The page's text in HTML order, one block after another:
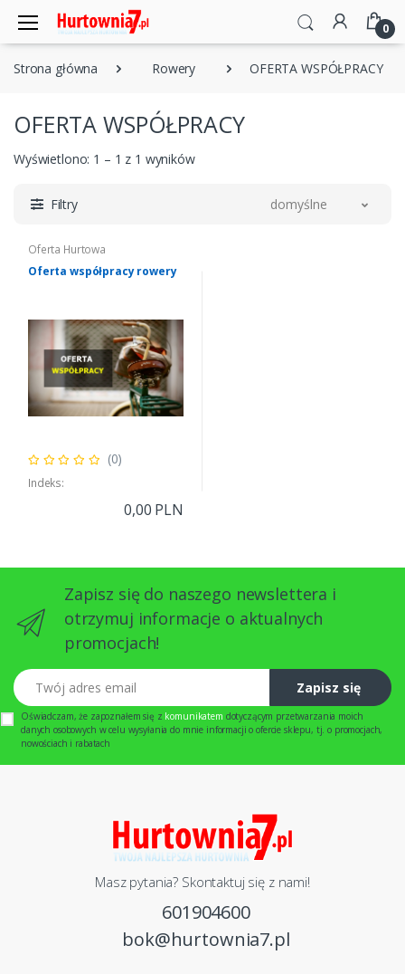
0
Strona główna Rowery OFERTA WSPÓŁPRACY
OFERTA WSPÓŁPRACY
Wyświetlono: 1 – 1 z 1 wyników
Filtry domyślne
Oferta Hurtowa
Oferta współpracy rowery
(0)
Indeks:
0,00 PLN
Zapisz się do naszego newslettera i
otrzymuj informacje o aktualnych
promocjach!
Twój adres email
Zapisz się
Oświadczam, że zapoznałem się z komunikatem dotyczącym przetwarzania moich
danych osobowych w celu wysyłania do mnie informacji o ofercie sklepu, tj. o promocjach,
nowościach i rabatach
Masz pytania? Skontaktuj się z nami!
601904600
bok@hurtownia7.pl